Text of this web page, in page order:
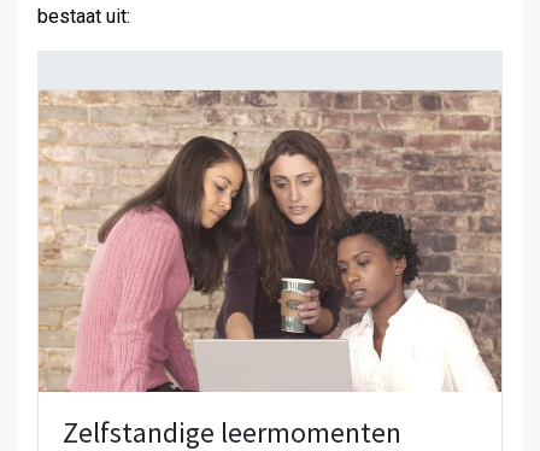
bestaat uit:
Zelfstandige leermomenten